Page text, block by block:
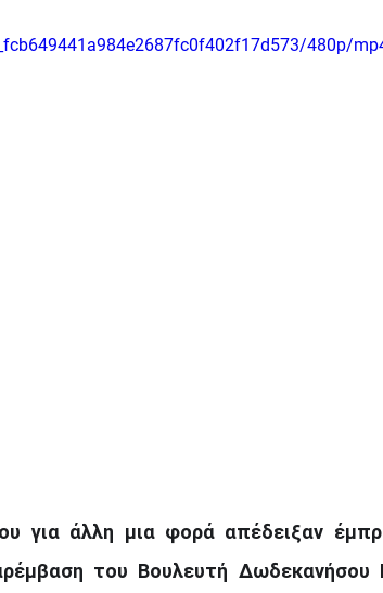
480p/
για άλλη μια φορά απέδειξαν
του Βουλευτή Δωδεκανήσου